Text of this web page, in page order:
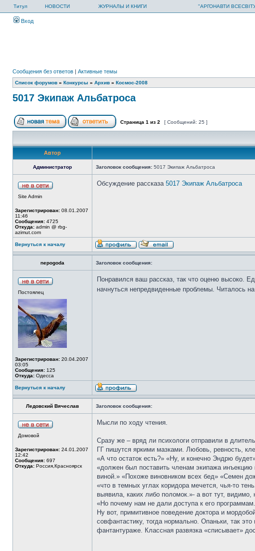
Титул НОВОСТИ ЖУРНАЛЫ И КНИГИ "АРГОНАВТИ
Вход
Сообщения без ответов | Активные темы
Список форумов » Конкурсы » Архив » Космос-2008
5017 Экипаж Альбатроса
Страница 1 из 2 [ Сообщений: 25 ]
Автор
Администратор Заголовок сообщения: 5017 Экипаж Альбатроса
Site Admin
Зарегистрирован: 08.01.2007
11:46
Сообщения: 4725
Откуда: admin @ rbg-
azimut.com
Обсуждение рассказа 5017 Экипаж Альбатроса
Вернуться к началу
nepogoda Заголовок сообщения:
Постоялец
Зарегистрирован: 20.04.2007
03:05
Сообщения: 125
Откуда: Одесса
Понравился ваш рассказ, так что оценю высоко.
начнуться непредвиденные проблемы. Читалось
Вернуться к началу
Ледовский Вячеслав Заголовок сообщения:
Домовой
Зарегистрирован: 24.01.2007
12:42
Сообщения: 697
Откуда: Россия,Красноярск
Мысли по ходу чтения.
Сразу же – вряд ли психологи отправили в
ГГ пишутся яркими мазками. Любовь, ревность,
«А что остаток есть?» «Ну, и конечно Эндрю
«должен был поставить членам экипажа
виной.» «Похоже виновником всех бед» «Семен
«что в темных углах коридора мечется, чья-то
выявила, каких либо поломок.»- а вот тут, видимо,
«Но почему нам не дали доступа к его
Ну вот, примитивное поведение доктора и
совфантастику, тогда нормально. Опаньки, так
фантантураже. Классная развязка «списывает»